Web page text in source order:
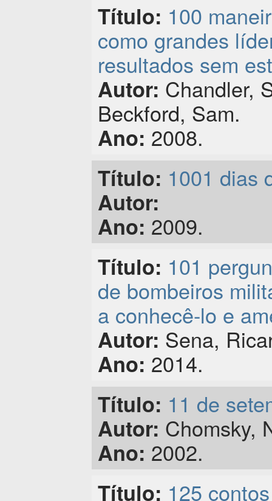
Título: 100
como grandes
resultados sem
Autor: Chandler,
Beckford, Sam.
Ano: 2008.
Título: 1001 dias
Autor:
Ano: 2009.
Título: 101
de bombeiros
a conhecê-lo e
Autor: Sena,
Ano: 2014.
Título: 11 de
Autor: Chomsky,
Ano: 2002.
Título: 125